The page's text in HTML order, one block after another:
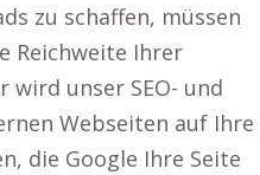
zu schaffen, müssen
Reichweite Ihrer
wird unser SEO- und
Webseiten auf Ihre
die Google Ihre Seite